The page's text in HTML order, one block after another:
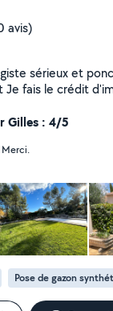
avis)
Gilles : 4/5
Merci.
Pose de gazon